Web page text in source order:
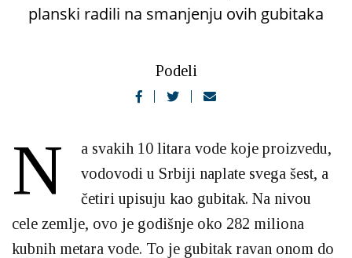
planski radili na smanjenju ovih gubitaka
Podeli
N
a svakih 10 litara vode koje proizvedu,
vodovodi u Srbiji naplate svega šest, a
četiri upisuju kao gubitak. Na nivou
cele zemlje, ovo je godišnje oko 282 miliona
kubnih metara vode. To je gubitak ravan onom do